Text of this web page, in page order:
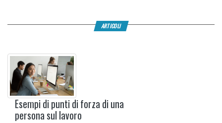
ARTICOLI
Esempi di punti di forza di una
persona sul lavoro